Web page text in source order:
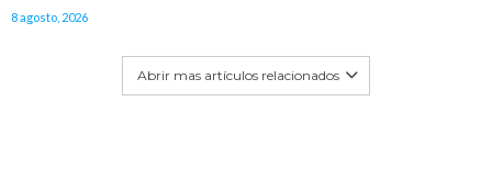
8 agosto, 2026
Abrir mas artículos relacionados